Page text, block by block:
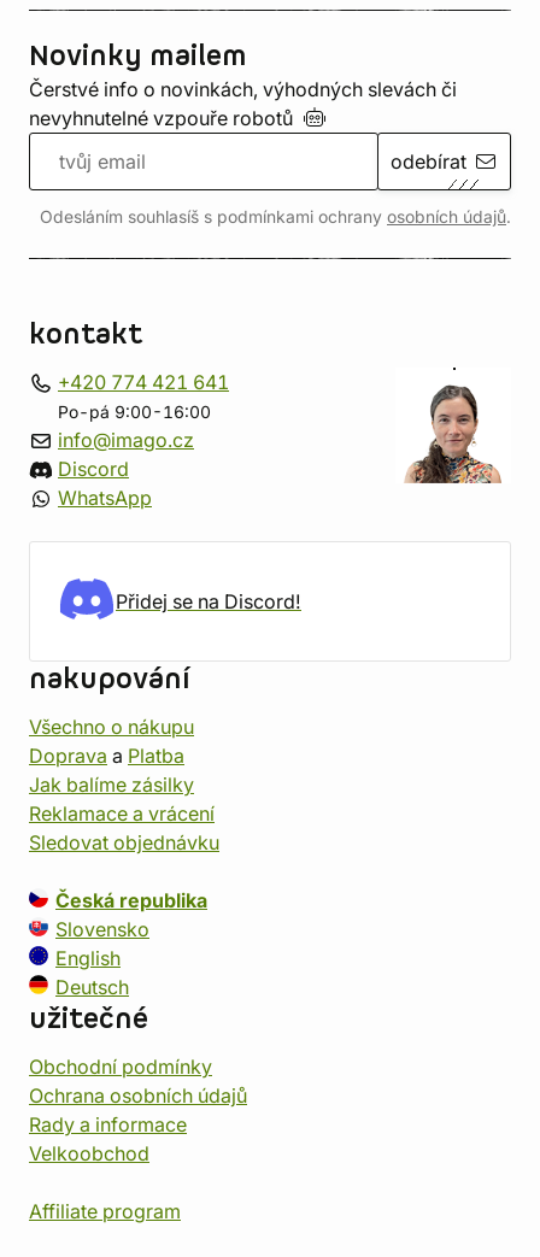
Novinky mailem
Čerstvé info o novinkách, výhodných slevách či
nevyhnutelné vzpouře robotů
odebírat
Odesláním souhlasíš s podmínkami ochrany osobních údajů.
kontakt
+420 774 421 641
Po-pá 9:00-16:00
info@imago.cz
Discord
WhatsApp
Přidej se na Discord!
nakupování
Všechno o nákupu
Doprava a Platba
Jak balíme zásilky
Reklamace a vrácení
Sledovat objednávku
Česká republika
Slovensko
English
Deutsch
užitečné
Obchodní podmínky
Ochrana osobních údajů
Rady a informace
Velkoobchod
Affiliate program